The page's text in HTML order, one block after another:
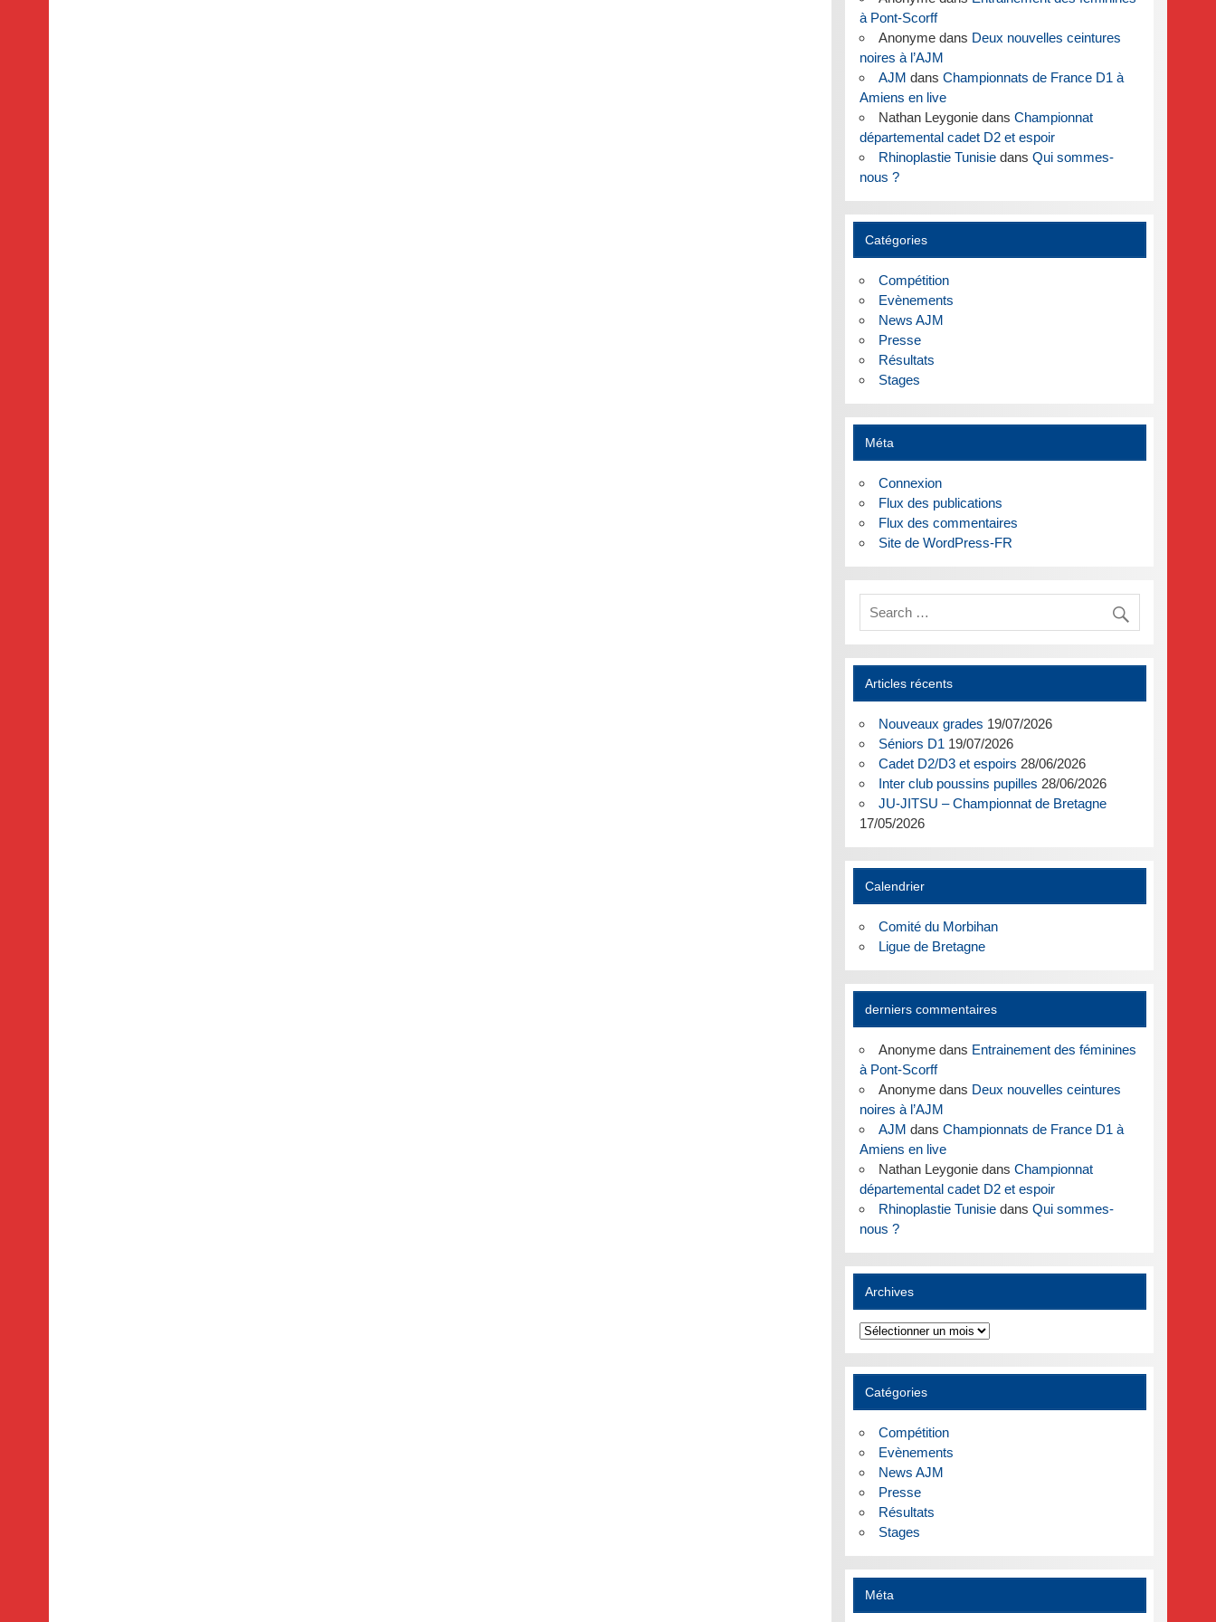
à Pont-Scorff
Anonymedans Deux nouvelles ceintures
noires à l’AJM
AJM dans Championnats de France D1 à
Amiens en live
Nathan Leygoniedans Championnat
départemental cadet D2 et espoir
Rhinoplastie Tunisiedans Qui sommes-
nous ?
Catégories
Compétition
Evènements
News AJM
Presse
Résultats
Stages
Méta
Connexion
Flux des publications
Flux des commentaires
Site de WordPress-FR
Articles récents
Nouveaux grades 19/07/2026
Séniors D1 19/07/2026
Cadet D2/D3 et espoirs 28/06/2026
Inter club poussins pupilles 28/06/2026
JU-JITSU – Championnat de Bretagne
17/05/2026
Calendrier
Comité du Morbihan
Ligue de Bretagne
derniers commentaires
Anonymedans Entrainement des féminines
à Pont-Scorff
Anonymedans Deux nouvelles ceintures
noires à l’AJM
AJM dans Championnats de France D1 à
Amiens en live
Nathan Leygoniedans Championnat
départemental cadet D2 et espoir
Rhinoplastie Tunisiedans Qui sommes-
nous ?
Archives
Archives
Catégories
Compétition
Evènements
News AJM
Presse
Résultats
Stages
Méta